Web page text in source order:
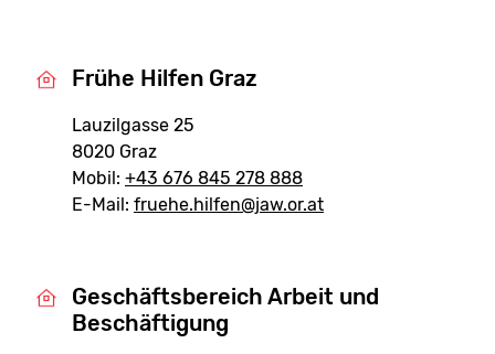
Frühe Hilfen Graz
Lauzilgasse 25
8020 Graz
Mobil: +43 676 845 278 888
E-Mail: fruehe.hilfen@jaw.or.at
Geschäftsbereich Arbeit und
Beschäftigung